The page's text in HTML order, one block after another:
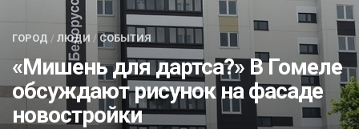
БЛИЦ-ОПРОС
АФИША
ГОРОД / ЛЮДИ / СОБЫТИЯ
«Мишень для дартса?» В Гомеле
обсуждают рисунок на фасаде
новостройки